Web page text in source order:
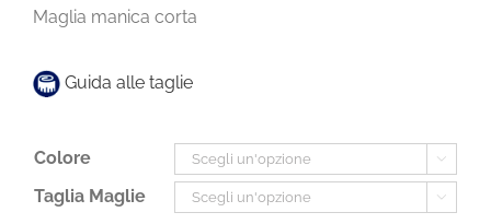
92,00€.
Maglia manica corta
Guida alle taglie
Colore 
Taglia Maglie 